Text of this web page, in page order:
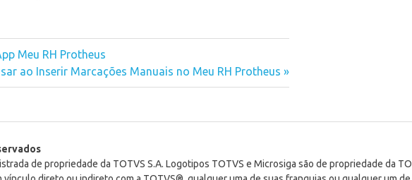
Meu RH Protheus
ao Inserir Marcações Manuais no Meu RH Protheus
de propriedade da TOTVS S.A. Logotipos TOTVS e Microsiga são de propriedade da